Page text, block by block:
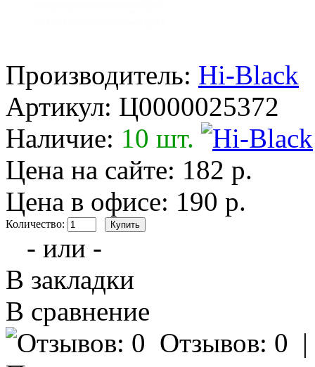
Производитель: Hi-Black
Артикул: Ц0000025372
Наличие: 10 шт.
Цена на сайте: 182 р.
Цена в офисе: 190 р.
Количество:
- или -
В закладки
В сравнение
Отзывов: 0